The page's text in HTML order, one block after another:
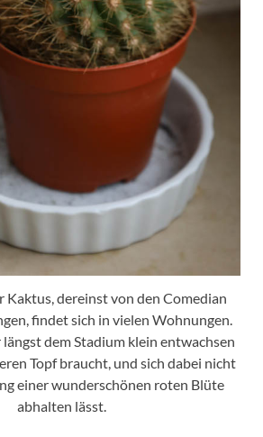
Kaktus, dereinst von den Comedian
findet sich in vielen Wohnungen.
längst dem Stadium klein entwachsen
Topf braucht, und sich dabei nicht
einer wunderschönen roten Blüte
abhalten lässt.